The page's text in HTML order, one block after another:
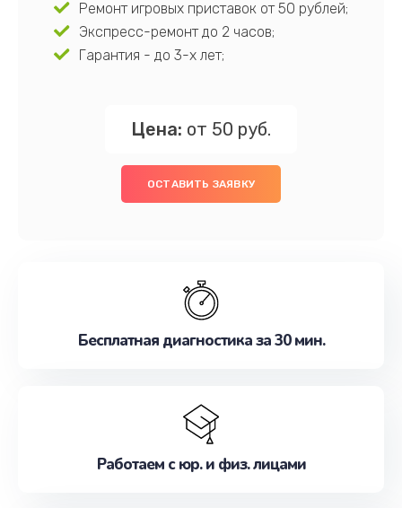
Ремонт игровых приставок от 50 рублей;
Экспресс-ремонт до 2 часов;
Гарантия - до 3-х лет;
Цена: от 50 руб.
ОСТАВИТЬ ЗАЯВКУ
Бесплатная диагностика за 30 мин.
Работаем с юр. и физ. лицами